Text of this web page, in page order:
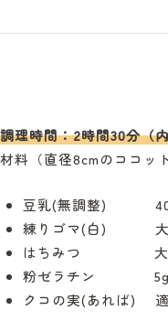
調理時間：2時間30分（
材料（直径8cmのココッ
豆乳(無調整)
練りゴマ(白) 大
はちみつ 大
粉ゼラチン 5g
クコの実(あれば)